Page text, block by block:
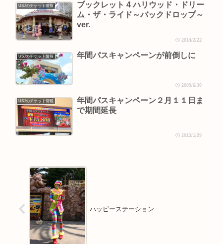
USJのチケット情報
ブックレット 4 ハリウッド・ドリー
ム・ザ・ライド～バックドロップ～
ver.
2014/2/22
USJのチケット情報 年間パスキャンペーンが前倒しに
2009/6/30
USJのチケット情報
年間パスキャンペーン２月１１日ま
で期間延長
2013/1/29
ハッピーステーション